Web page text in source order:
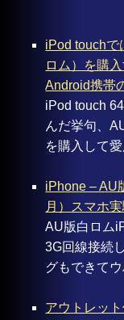
iPod touchで
ロム）を購
Android携帯
iPod touch
んだ挙句、
を購入して
iPhone – AU
月）スマホ
AU版白ロム
3G回線接続
グもできてウ
アウトレッ